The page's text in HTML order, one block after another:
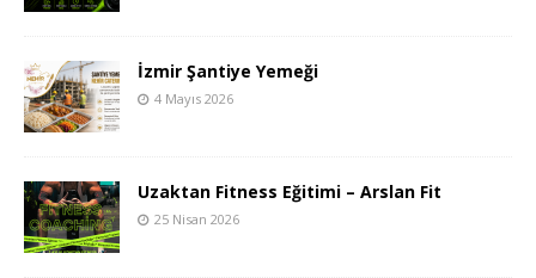
İzmir Şantiye Yemeği
4 Mayıs 2026
Uzaktan Fitness Eğitimi – Arslan Fit
25 Nisan 2026